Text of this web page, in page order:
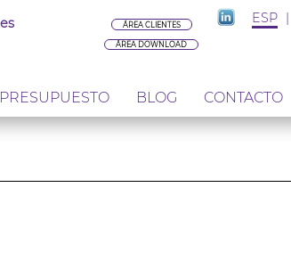
ESP
ÁREA CLIENTES
ÁREA DOWNLOAD
PRESUPUESTO BLOG CONTACTO